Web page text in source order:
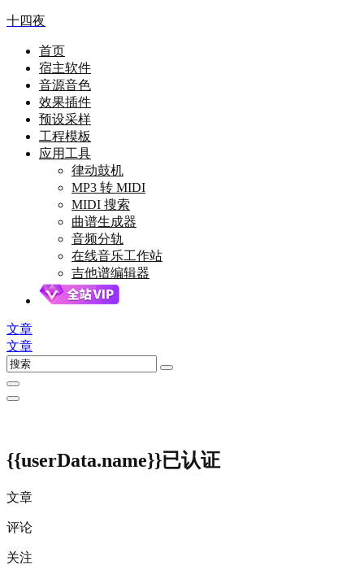
十四夜
首页
宿主软件
音源音色
效果插件
预设采样
工程模板
应用工具
律动鼓机
MP3 转 MIDI
MIDI 搜索
曲谱生成器
音频分轨
在线音乐工作站
吉他谱编辑器
文章
文章
{{userData.name}}已认证
文章
评论
关注